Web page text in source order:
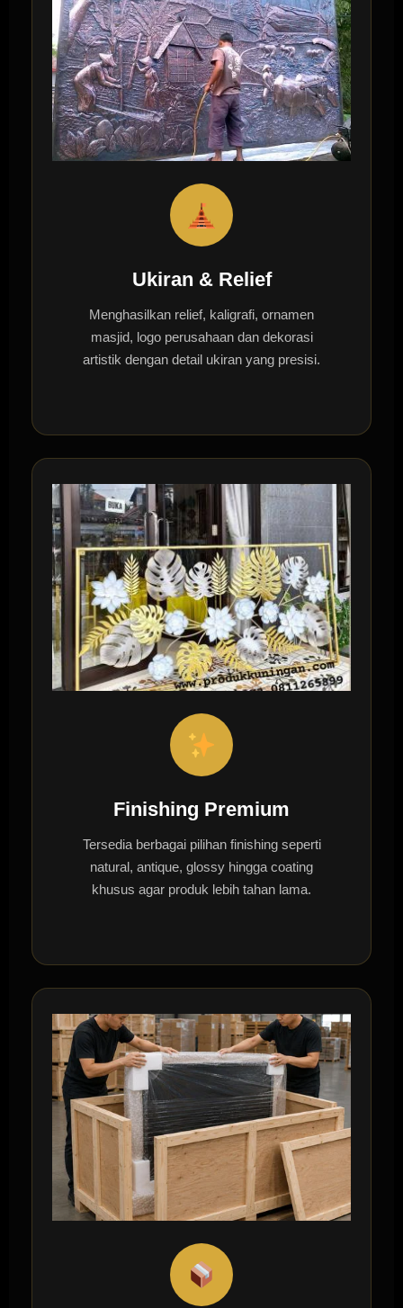
Ukiran & Relief
Menghasilkan relief, kaligrafi, ornamen
masjid, logo perusahaan dan dekorasi
artistik dengan detail ukiran yang presisi.
Finishing Premium
Tersedia berbagai pilihan finishing seperti
natural, antique, glossy hingga coating
khusus agar produk lebih tahan lama.